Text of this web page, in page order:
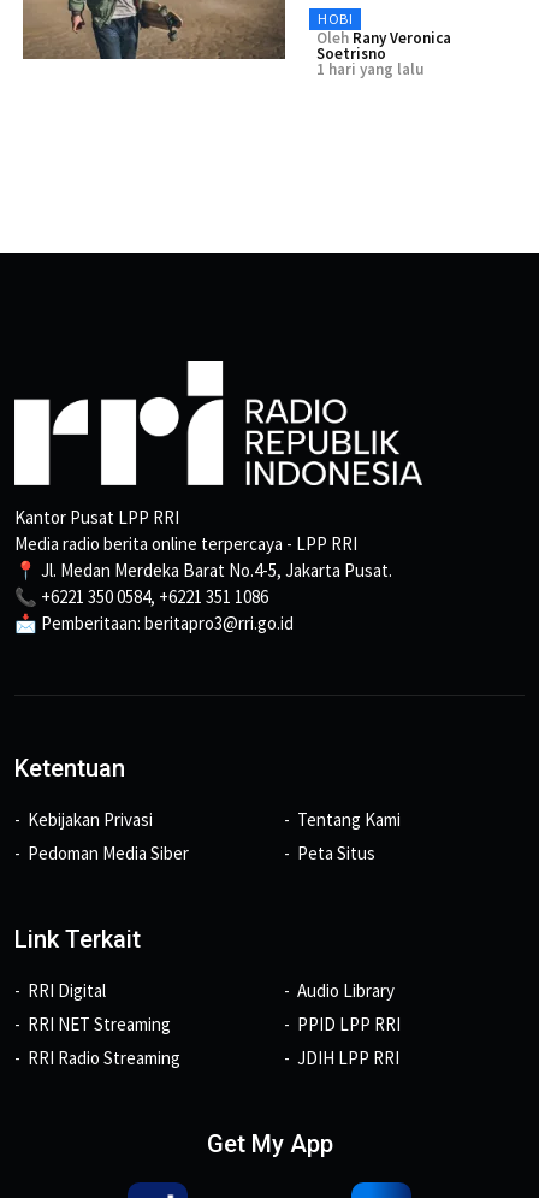
HOBI
Oleh Rany Veronica
Soetrisno
1 hari yang lalu
Kantor Pusat LPP RRI
Media radio berita online terpercaya - LPP RRI
📍 Jl. Medan Merdeka Barat No.4-5, Jakarta Pusat.
📞 +6221 350 0584, +6221 351 1086
📩 Pemberitaan: beritapro3@rri.go.id
Ketentuan
Kebijakan Privasi
Pedoman Media Siber
Tentang Kami
Peta Situs
Link Terkait
RRI Digital
RRI NET Streaming
RRI Radio Streaming
Audio Library
PPID LPP RRI
JDIH LPP RRI
Get My App